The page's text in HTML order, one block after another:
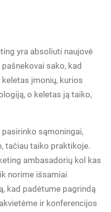
yra absoliuti naujovė
sako, kad
įmonių, kurios
o keletas ją taiko,
sąmoningai,
tačiau taiko praktikoje.
ambasadorių kol kas
norime išsamiai
kad padėtume pagrindą
ir konferencijos